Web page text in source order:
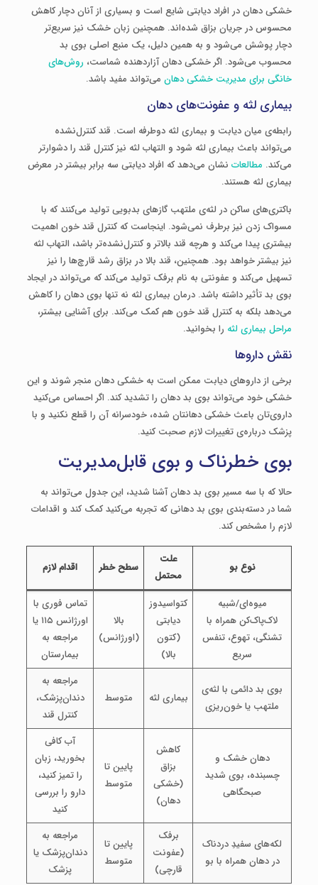
خشکی دهان در افراد دیابتی شایع است و بسیاری از آنان دچار کاهش
محسوس در جریان بزاق شده‌اند. همچنین زبان خشک نیز سریع‌تر
دچار پوشش می‌شود و به همین دلیل، یک منبع اصلی بوی بد
محسوب می‌شود. اگر خشکی دهان آزاردهنده شماست، روش‌های
خانگی برای مدیریت خشکی دهانمی‌تواند مفید باشد.
بیماری لثه و عفونت‌های دهان
رابطه‌ی میان دیابت و بیماری لثه دوطرفه است. قند کنترل‌نشده
می‌تواند باعث بیماری لثه شود و التهاب لثه نیز کنترل قند را دشوارتر
می‌کند. مطالعاتنشان می‌دهد که افراد دیابتی سه برابر بیشتر در معرض
بیماری لثه هستند.
باکتری‌های ساکن در لثه‌ی ملتهب گازهای بدبویی تولید می‌کنند که با
مسواک زدن نیز برطرف نمی‌شود. اینجاست که کنترل قند خون اهمیت
بیشتری پیدا می‌کند و هرچه قند بالاتر و کنترل‌نشده‌تر باشد، التهاب لثه
نیز بیشتر خواهد بود. همچنین، قند بالا در بزاق رشد قارچ‌ها را نیز
تسهیل می‌کند و عفونتی به نام برفک تولید می‌کند که می‌تواند در ایجاد
بوی بد تأثیر داشته باشد. درمان بیماری لثه نه تنها بوی دهان را کاهش
می‌دهد بلکه به کنترل قند خون هم کمک می‌کند. برای آشنایی بیشتر،
مراحل بیماری لثه را بخوانید.
نقش داروها
برخی از داروهای دیابت ممکن است به خشکی دهان منجر شوند و این
خشکی خود می‌تواند بوی بد دهان را تشدید کند. اگر احساس می‌کنید
داروی‌تان باعث خشکی دهانتان شده، خودسرانه آن را قطع نکنید و با
پزشک درباره‌ی تغییرات لازم صحبت کنید.
بوی خطرناک و بوی قابل‌مدیریت
حالا که با سه مسیر بوی بد دهان آشنا شدید، این جدول می‌تواند به
شما در دسته‌بندی بوی بد دهانی که تجربه می‌کنید کمک کند و اقدامات
لازم را مشخص کند.
نوع بو
علت
محتمل
سطح خطر اقدام لازم
میوه‌ای/شبیه
لاک‌پاک‌کن همراه با
تشنگی، تهوع، تنفس
سریع
کتواسیدوز
دیابتی
(کتون
بالا)
بالا
(اورژانس)
تماس فوری با
اورژانس ۱۱۵ یا
مراجعه به
بیمارستان
بوی بد دائمی با لثه‌ی
ملتهب یا خون‌ریزی
بیماری لثه متوسط
مراجعه به
دندان‌پزشک،
کنترل قند
دهان خشک و
چسبنده، بوی شدید
صبحگاهی
کاهش
بزاق
(خشکی
دهان)
پایین تا
متوسط
آب کافی
بخورید، زبان
را تمیز کنید،
دارو را بررسی
کنید
لکه‌های سفیدِ دردناک
در دهان همراه با بو
برفک
(عفونت
قارچی)
پایین تا
متوسط
مراجعه به
دندان‌پزشک یا
پزشک